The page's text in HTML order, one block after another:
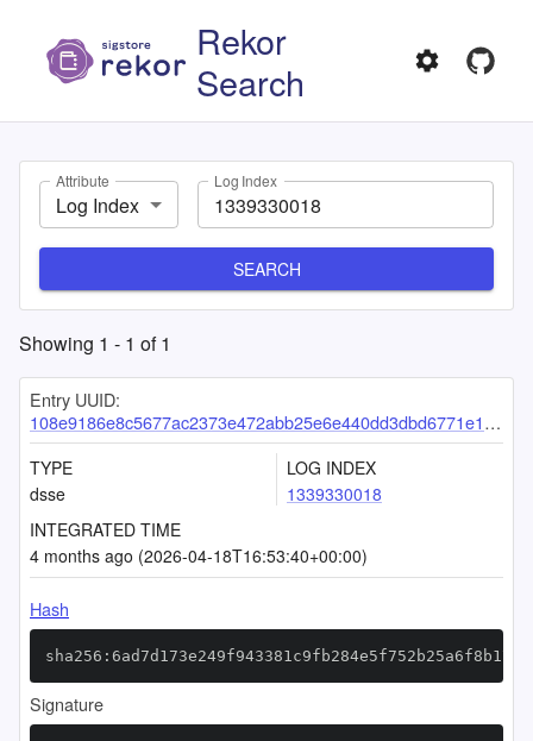
Rekor
Search
Attribute
Log Index
Log Index
SEARCH
Showing 1 - 1 of1
Entry UUID:
108e9186e8c5677ac2373e472abb25e6e440dd3dbd6771e1668cb43ca3a8e4994bf76f0c068e8738
TYPE
dsse
LOG INDEX
1339330018
INTEGRATED TIME
4 months ago (2026-04-18T16:53:40+00:00)
Hash
Signature